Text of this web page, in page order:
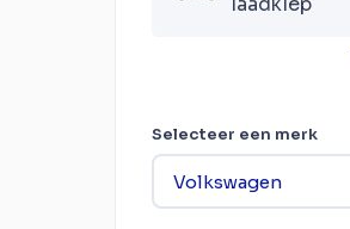
Selecteer een merk